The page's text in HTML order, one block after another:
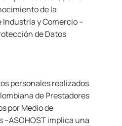
de la
y Comercio –
de Datos
personales realizados
de Prestadores
por Medio de
implica una